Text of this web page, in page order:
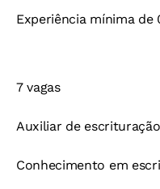
Experiência mínima de
7 vagas
Auxiliar de
Conhecimento em